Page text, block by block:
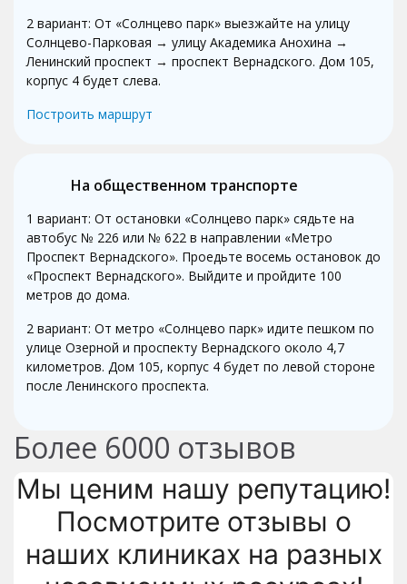
2 вариант: От «Солнцево парк» выезжайте на улицу
Солнцево-Парковая → улицу Академика Анохина →
Ленинский проспект → проспект Вернадского. Дом 105,
корпус 4 будет слева.
Построить маршрут
На общественном транспорте
1 вариант: От остановки «Солнцево парк» сядьте на
автобус № 226 или № 622 в направлении «Метро
Проспект Вернадского». Проедьте восемь остановок до
«Проспект Вернадского». Выйдите и пройдите 100
метров до дома.
2 вариант: От метро «Солнцево парк» идите пешком по
улице Озерной и проспекту Вернадского около 4,7
километров. Дом 105, корпус 4 будет по левой стороне
после Ленинского проспекта.
Более 6000 отзывов
Мы ценим нашу репутацию!
Посмотрите отзывы о
наших клиниках на разных